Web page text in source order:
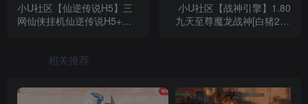
小U社区【仙逆传说H5】三
网仙侠挂机仙逆传说H5+Win
小U社区【战神引擎】1.80
九天至尊魔龙战神[白猪2.0]
相关推荐